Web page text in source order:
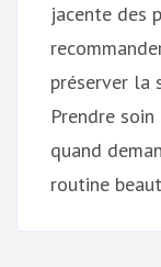
jacente des
préserver la
Prendre soin
quand
routine